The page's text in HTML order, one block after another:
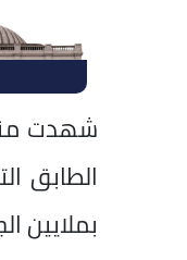
شهدت
الطابق
بملايين